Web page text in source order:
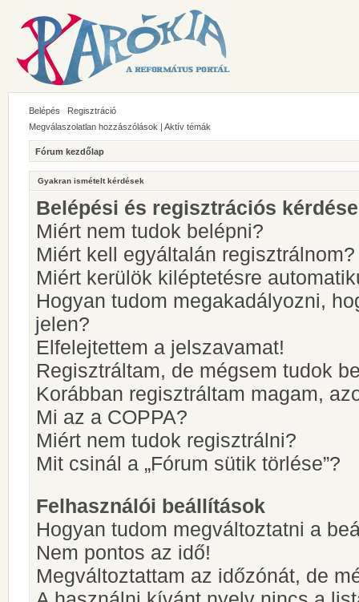
Belépés
Regisztráció
Megválaszolatlan hozzászólások | Aktív témák
Fórum kezdőlap
Gyakran ismételt kérdések
Belépési és regisztrációs
Miért nem tudok belépni?
Miért kell egyáltalán regisztrálnom?
Miért kerülök kiléptetésre
Hogyan tudom megakadályozni,
jelen?
Elfelejtettem a jelszavamat!
Regisztráltam, de mégsem tudok
Korábban regisztráltam magam,
Mi az a COPPA?
Miért nem tudok regisztrálni?
Mit csinál a „Fórum sütik törlése”?
Felhasználói beállítások
Hogyan tudom megváltoztatni a
Nem pontos az idő!
Megváltoztattam az időzónát, de